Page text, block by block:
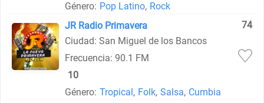
Género: Pop Latino, Rock
JR Radio Primavera
74
Ciudad: San Miguel de los Bancos
Frecuencia: 90.1 FM
10
Género: Tropical, Folk, Salsa, Cumbia